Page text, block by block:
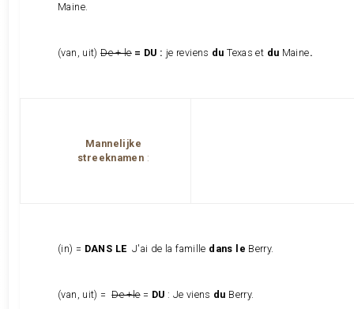
Maine.
(van, uit)De + le= DU : je reviens duTexas et du Maine.
Mannelijke
streeknamen :
(in) = DANS LE J'ai de la famille dans le Berry.
(van, uit) =De +le= DU : Je viens du Berry.